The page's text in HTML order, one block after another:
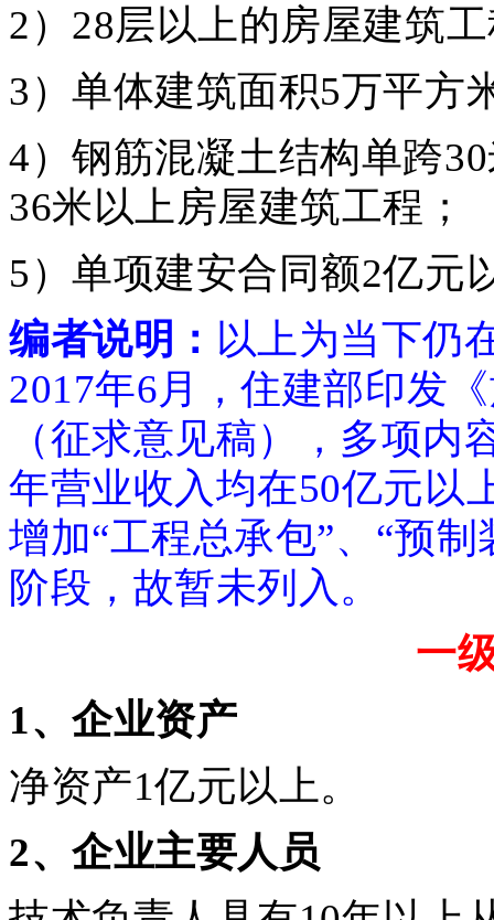
2）28层以上的房屋建筑
3）单体建筑面积5万平方
4）钢筋混凝土结构单跨
36米以上房屋建筑工程；
5）单项建安合同额2亿元
编者说明： 以上为当下仍
2017年6月，住建部印发
（征求意见稿），多项
年营业收入均在50亿元以
增加“工程总承包”、“预
阶段，故暂未列入。
一
1、企业资产
净资产1亿元以上。
2、企业主要人员